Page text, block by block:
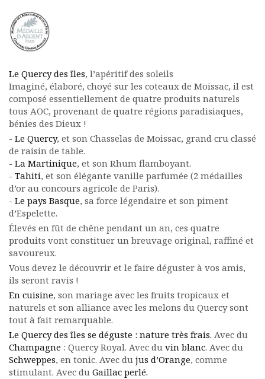
Le Quercy des îles, l’apéritif des soleils
Imaginé, élaboré, choyé sur les coteaux de Moissac, il est
composé essentiellement de quatre produits naturels
tous AOC, provenant de quatre régions paradisiaques,
bénies des Dieux !
- Le Quercy, et son Chasselas de Moissac, grand cru classé
de raisin de table.
- La Martinique, et son Rhum flamboyant.
- Tahiti, et son élégante vanille parfumée (2 médailles
d’or au concours agricole de Paris).
- Le pays Basque, sa force légendaire et son piment
d’Espelette.
Élevés en fût de chêne pendant un an, ces quatre
produits vont constituer un breuvage original, raffiné et
savoureux.
Vous devez le découvrir et le faire déguster à vos amis,
ils seront ravis !
En cuisine, son mariage avec les fruits tropicaux et
naturels et son alliance avec les melons du Quercy sont
tout à fait remarquable.
Le Quercy des îles se déguste : nature très frais. Avec du
Champagne : Quercy Royal. Avec du vin blanc. Avec du
Schweppes, en tonic. Avec du jus d’Orange, comme
stimulant. Avec du Gaillac perlé.